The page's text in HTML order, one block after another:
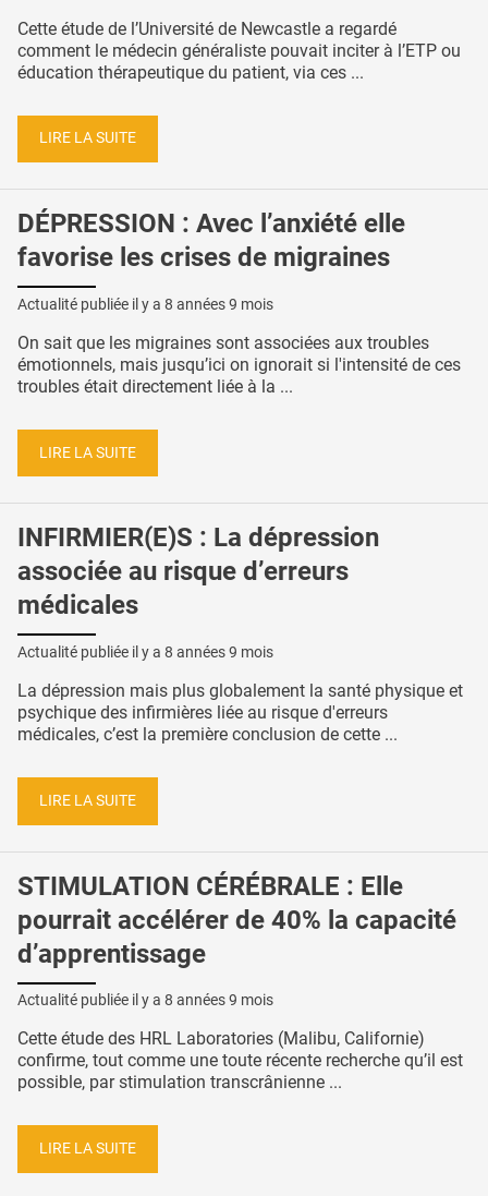
Cette étude de l’Université de Newcastle a regardé
comment le médecin généraliste pouvait inciter à l’ETP ou
éducation thérapeutique du patient, via ces ...
LIRE LA SUITE
DÉPRESSION : Avec l’anxiété elle
favorise les crises de migraines
Actualité publiée il y a 8 années 9 mois
On sait que les migraines sont associées aux troubles
émotionnels, mais jusqu’ici on ignorait si l'intensité de ces
troubles était directement liée à la ...
LIRE LA SUITE
INFIRMIER(E)S : La dépression
associée au risque d’erreurs
médicales
Actualité publiée il y a 8 années 9 mois
La dépression mais plus globalement la santé physique et
psychique des infirmières liée au risque d'erreurs
médicales, c’est la première conclusion de cette ...
LIRE LA SUITE
STIMULATION CÉRÉBRALE : Elle
pourrait accélérer de 40% la capacité
d’apprentissage
Actualité publiée il y a 8 années 9 mois
Cette étude des HRL Laboratories (Malibu, Californie)
confirme, tout comme une toute récente recherche qu’il est
possible, par stimulation transcrânienne ...
LIRE LA SUITE